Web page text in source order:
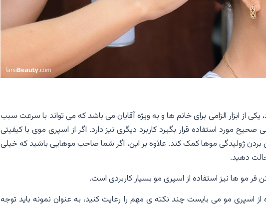
از ابزار الزامی برای خانم ها و به ویژه آقایان می باشد که می تواند با سرعت سبب
مورد استفاده قرار بگیرد کاربرد دیگری نیز دارد. اگر از اسپری موی با کیفیتی
بردن ژولیدگی موها کمک کند. علاوه بر این، اگر شما صاحب موهایی باشید که خیلی
دهید.
مو ها نیز استفاده از اسپری مو بسیار کاربردی است.
از اسپری مو می بایست چند نکته ی مهم را رعایت کنید، به عنوان نمونه باید توجه